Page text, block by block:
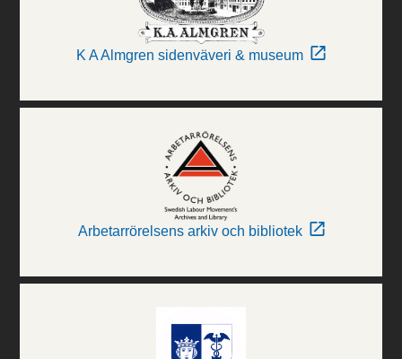
K A Almgren sidenväveri & museum
Arbetarrörelsens arkiv och bibliotek